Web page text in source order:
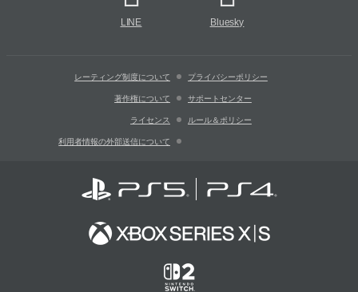
LINE Bluesky
レーティング制度について プライバシーポリシー
著作権について サポートセンター
ライセンス ルール＆ポリシー
利用者情報の外部送信について